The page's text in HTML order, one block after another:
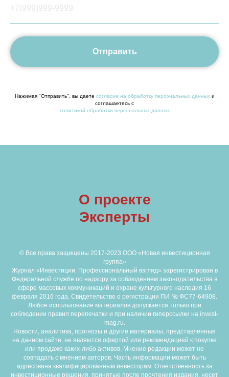
Отправить
Нажимая "Отправить", вы даете согласие на обработку персональных данныхи
соглашаетесь c
политикой обработки персональных данных
О проекте
Эксперты
© Все права защищены 2017-2023 ООО «Новая инвестиционная
группа»
Журнал «Инвестиции. Профессиональный взгляд» зарегистрирован в
Федеральной службе по надзору за соблюдением законодательства в
сфере массовых коммуникаций и охране культурного наследия 16
февраля 2016 года. Свидетельство о регистрации ПИ № ФС77-64908.
Любое использование материалов допускается только при
соблюдении правил перепечатки и при наличии гиперссылки на invest-
mag.ru.
Новости, аналитика, прогнозы и другие материалы, представленные
на данном сайте, не являются офертой или рекомендацией к покупке
или продаже каких-либо активов. Мнение редакции может не
совпадать с мнением авторов. Часть информации может быть
адресована квалифицированным инвесторам. Ответственность за
инвестиционные решения, принятые после прочтения издания, несет